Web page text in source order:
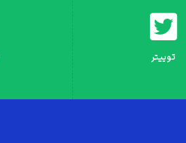
توییتر